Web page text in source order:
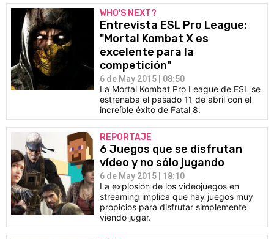
WHO'S NEXT?
Entrevista ESL Pro League:
"Mortal Kombat X es
excelente para la
competición"
6 de May 2015 | 08:50
La Mortal Kombat Pro League de ESL se
estrenaba el pasado 11 de abril con el
increíble éxito de Fatal 8.
REPORTAJE
6 Juegos que se disfrutan
vídeo y no sólo jugando
6 de May 2015 | 18:10
La explosión de los videojuegos en
streaming implica que hay juegos muy
propicios para disfrutar simplemente
viendo jugar.